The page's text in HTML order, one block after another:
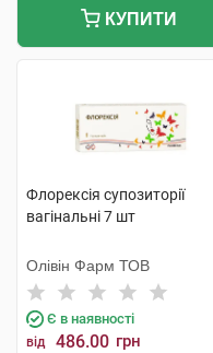
КУПИТИ
Флорексія супозиторії
вагінальні 7 шт
Олівін Фарм ТОВ
Є в наявності
від 486.00 грн